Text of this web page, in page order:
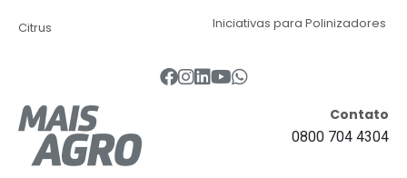
Citrus Iniciativas para Polinizadores
Contato
0800 704 4304